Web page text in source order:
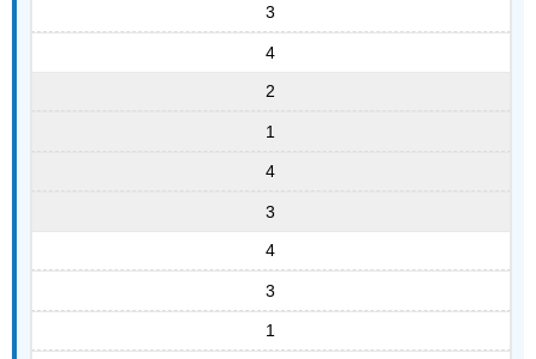
3
4
2
1
4
3
4
3
1